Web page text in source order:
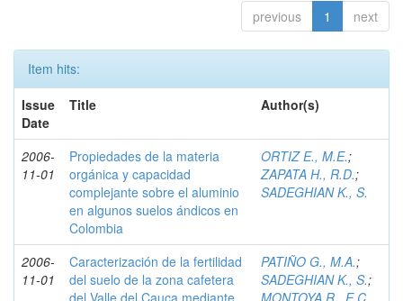
previous 1 next
Item hits:
Issue
Date
Title Author(s)
2006-
11-01
Propiedades de la materia
orgánica y capacidad
complejante sobre el aluminio
en algunos suelos ándicos en
Colombia
ORTIZ E., M.E.;
ZAPATA H., R.D.;
SADEGHIAN K., S.
2006-
11-01
Caracterización de la fertilidad
del suelo de la zona cafetera
del Valle del Cauca mediante
PATIÑO G., M.A.;
SADEGHIAN K., S.;
MONTOYA R., E.C.